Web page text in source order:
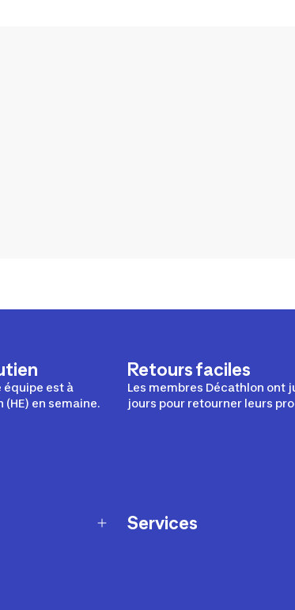
équipe est à
(HE) en semaine.
Retours faciles
Les membres Décathlon ont
jours pour retourner leurs
Services